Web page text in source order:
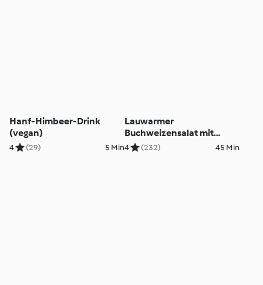
Hanf-Himbeer-Drink
(vegan)
4 (29) 5 Min
Lauwarmer
Buchweizensalat mit
Kräutern (vegan)
4 (232) 45 Min